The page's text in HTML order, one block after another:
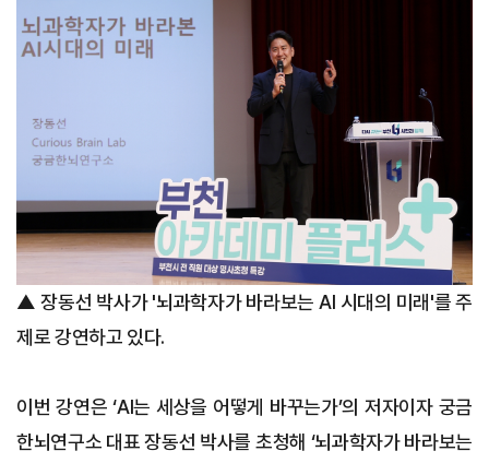
▲ 장동선 박사가 '뇌과학자가 바라보는 AI 시대의 미래'를 주
제로 강연하고 있다.
이번 강연은 ‘AI는 세상을 어떻게 바꾸는가’의 저자이자 궁금
한뇌연구소 대표 장동선 박사를 초청해 ‘뇌과학자가 바라보는